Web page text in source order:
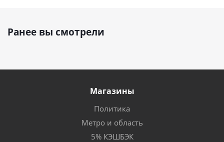
Ранее вы смотрели
Магазины
Политика
Метро и область
5% КЭШБЭК